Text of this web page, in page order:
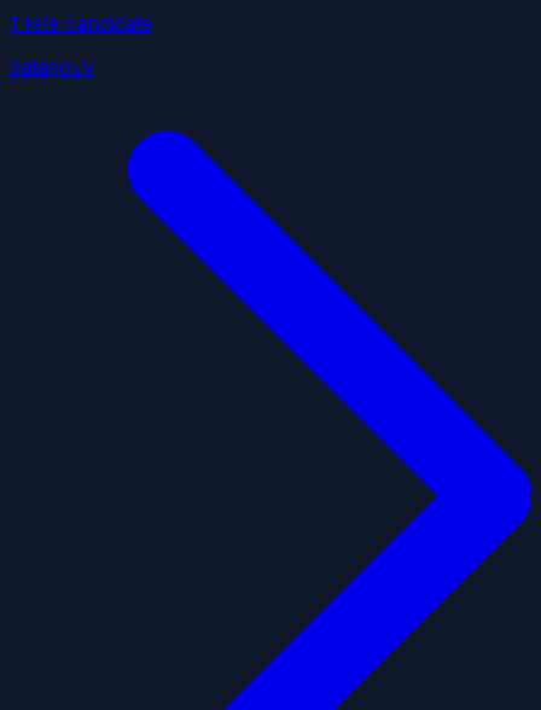
1 liste candidate
datagouv